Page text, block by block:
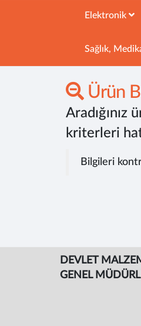
Elektronik
Sağlık,
Ürün
Aradığınız
kriterleri
Bilgileri
DEVLET
GENEL